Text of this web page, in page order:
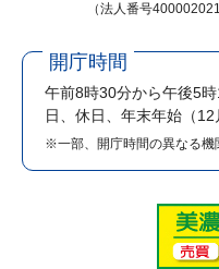
（法人番号
開庁時間
午前8時30分から午後5
日、休日、年末年始（12
※一部、開庁時間の異なる機